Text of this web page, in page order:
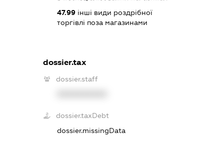
47.99інші види роздрібної
торгівлі поза магазинами
dossier.tax
dossier.staff
dossier.taxDebt
dossier.missingData